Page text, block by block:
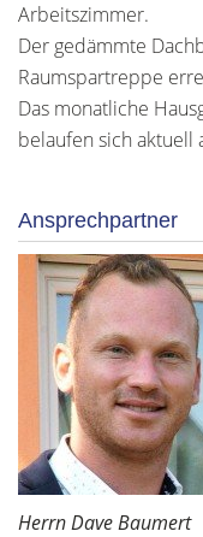
Arbeitszimmer.
Der gedämmte
Raumspartreppe
Das monatliche
belaufen sich aktuell
Ansprechpartner
Herrn Dave Baumert